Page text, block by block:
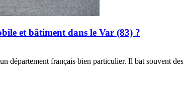
et bâtiment dans le Var (83) ?
département français bien particulier. Il bat souvent